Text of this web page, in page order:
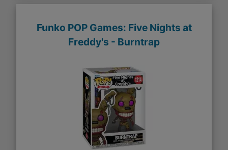
Funko POP Games: Five Nights at
Freddy's - Burntrap